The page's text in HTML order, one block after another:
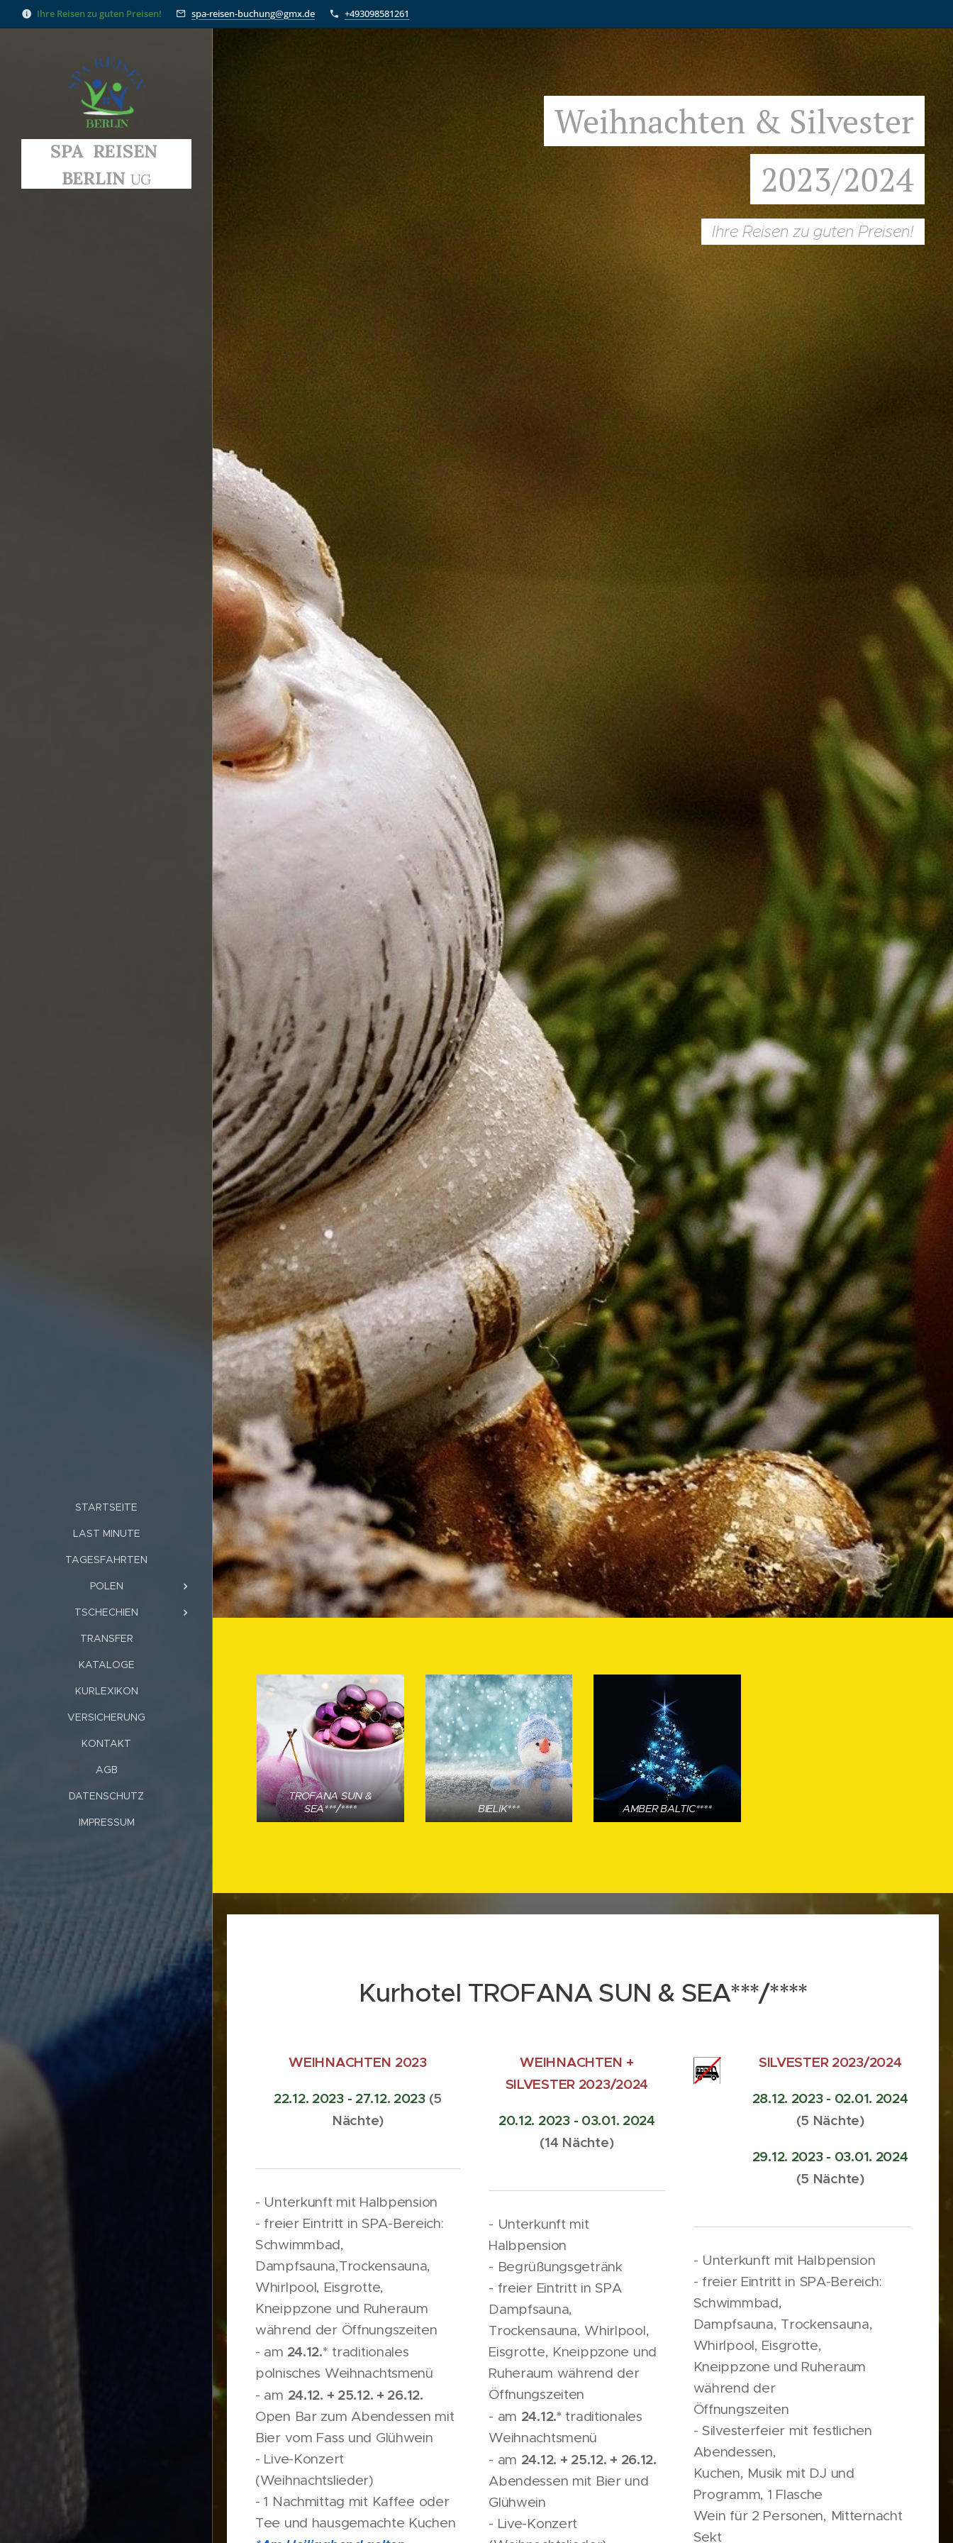
Ihre Reisen zu guten Preisen! spa-reisen-buchung@gmx.de +493098581261
SPA REISEN
BERLIN UG
STARTSEITE
LAST MINUTE
TAGESFAHRTEN
POLEN
TSCHECHIEN
TRANSFER
KATALOGE
KURLEXIKON
VERSICHERUNG
KONTAKT
AGB
DATENSCHUTZ
IMPRESSUM
Weihnachten & Silvester
2023/2024
Ihre Reisen zu guten Preisen!
TROFANA SUN &
SEA***/****
BIELIK*** AMBER BALTIC****
Kurhotel TROFANA SUN & SEA***/****
WEIHNACHTEN 2023
22.12. 2023 - 27.12. 2023(5
Nächte)
- Unterkunft mit Halbpension
- freier Eintritt in SPA-Bereich:
Schwimmbad,
Dampfsauna,Trockensauna,
Whirlpool, Eisgrotte,
Kneippzone und Ruheraum
während der Öffnungszeiten
- am 24.12.* traditionales
polnisches Weihnachtsmenü
- am 24.12. + 25.12. + 26.12.
Open Bar zum Abendessen mit
Bier vom Fass und Glühwein
- Live-Konzert
(Weihnachtslieder)
- 1 Nachmittag mit Kaffee oder
Tee und hausgemachte Kuchen
WEIHNACHTEN +
SILVESTER 2023/2024
20.12. 2023 - 03.01. 2024
(14 Nächte)
- Unterkunft mit
Halbpension
- Begrüßungsgetränk
- freier Eintritt in SPA
Dampfsauna,
Trockensauna, Whirlpool,
Eisgrotte, Kneippzone und
Ruheraum während der
Öffnungszeiten
- am 24.12.*traditionales
Weihnachtsmenü
- am 24.12. + 25.12. + 26.12.
Abendessen mit Bier und
Glühwein
- Live-Konzert
SILVESTER 2023/2024
28.12. 2023 - 02.01. 2024
(5 Nächte)
29.12. 2023 - 03.01. 2024
(5 Nächte)
- Unterkunft mit Halbpension
- freier Eintritt in SPA-Bereich:
Schwimmbad,
Dampfsauna, Trockensauna,
Whirlpool, Eisgrotte,
Kneippzone und Ruheraum
während der
Öffnungszeiten
- Silvesterfeier mit festlichen
Abendessen,
Kuchen, Musik mit DJ und
Programm, 1 Flasche
Wein für 2 Personen, Mitternacht
Sekt